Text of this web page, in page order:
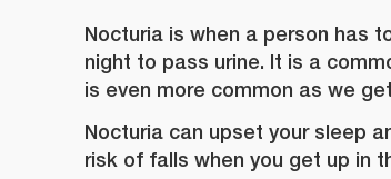
Nocturia is when a person has
night to pass urine. It is a
is even more common as we
Nocturia can upset your sleep
risk of falls when you get up in